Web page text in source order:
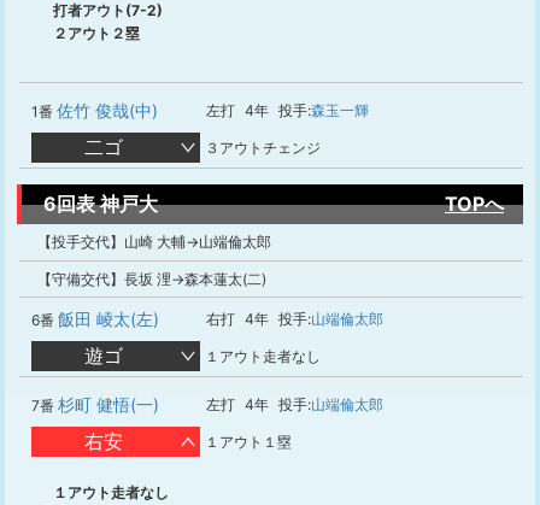
打者アウト(7-2)
２アウト２塁
1番 佐竹 俊哉(中) 左打 4年 投手:森玉一輝
二ゴ ３アウトチェンジ
6回表 神戸大 TOPへ
【投手交代】山崎 大輔→山端倫太郎
【守備交代】長坂 浬→森本蓮太(二)
6番 飯田 崚太(左) 右打 4年 投手:山端倫太郎
遊ゴ １アウト走者なし
7番 杉町 健悟(一) 左打 4年 投手:山端倫太郎
右安 １アウト１塁
１アウト走者なし